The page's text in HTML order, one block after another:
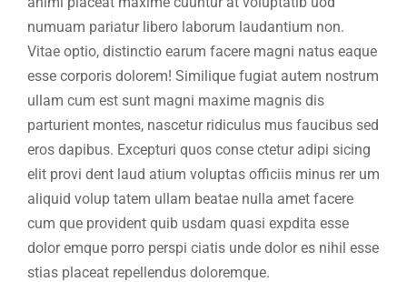
numuam pariatur libero laborum laudantium non.
Vitae optio, distinctio earum facere magni natus eaque
esse corporis dolorem! Similique fugiat autem nostrum
ullam cum est sunt magni maxime magnis dis
parturient montes, nascetur ridiculus mus faucibus sed
eros dapibus. Excepturi quos conse ctetur adipi sicing
elit provi dent laud atium voluptas officiis minus rer um
aliquid volup tatem ullam beatae nulla amet facere
cum que provident quib usdam quasi expdita esse
dolor emque porro perspi ciatis unde dolor es nihil esse
stias placeat repellendus doloremque.